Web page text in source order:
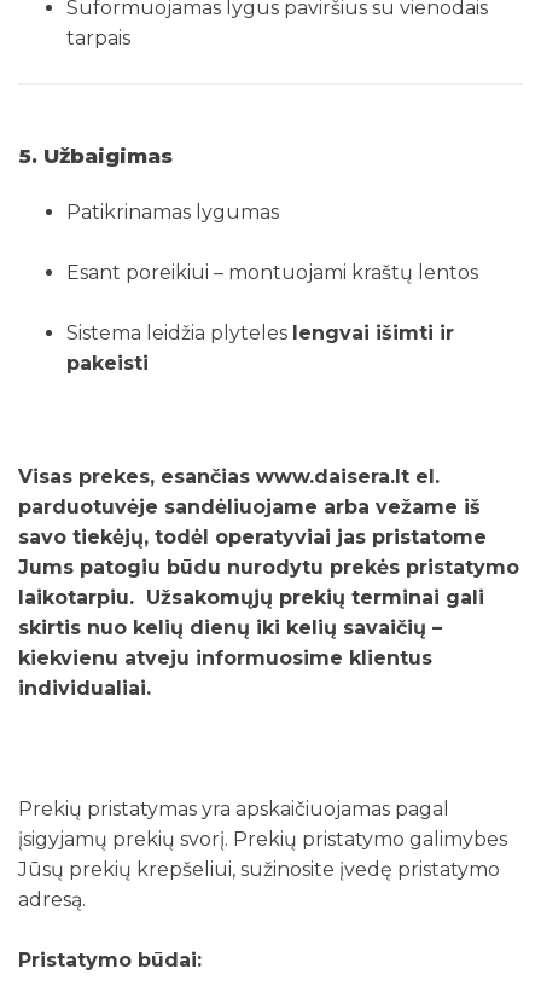
Suformuojamas lygus paviršius su vienodais
tarpais
5. Užbaigimas
Patikrinamas lygumas
Esant poreikiui – montuojami kraštų lentos
Sistema leidžia plyteles lengvai išimti ir
pakeisti
Visas prekes, esančias www.daisera.lt el.
parduotuvėje sandėliuojame arba vežame iš
savo tiekėjų, todėl operatyviai jas pristatome
Jums patogiu būdu nurodytu prekės pristatymo
laikotarpiu. Užsakomųjų prekių terminai gali
skirtis nuo kelių dienų iki kelių savaičių –
kiekvienu atveju informuosime klientus
individualiai.
Prekių pristatymas yra apskaičiuojamas pagal
įsigyjamų prekių svorį. Prekių pristatymo galimybes
Jūsų prekių krepšeliui, sužinosite įvedę pristatymo
adresą.
Pristatymo būdai: